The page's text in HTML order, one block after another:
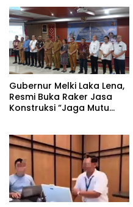
Gubernur Melki Laka Lena,
Resmi Buka Raker Jasa
Konstruksi “Jaga Mutu